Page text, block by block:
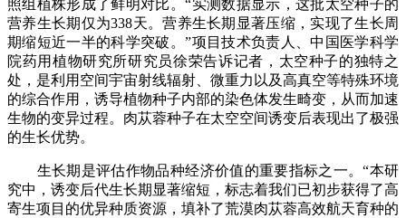
照组植株形成了鲜明对比。“实测数据显示，这批太空种子的
营养生长期仅为338天。营养生长期显著压缩，实现了生长周
期缩短近一半的科学突破。”项目技术负责人、中国医学科学
院药用植物研究所研究员徐荣告诉记者，太空种子的独特之
处，是利用空间宇宙射线辐射、微重力以及高真空等特殊环境
的综合作用，诱导植物种子内部的染色体发生畸变，从而加速
生物的变异过程。肉苁蓉种子在太空空间诱变后表现出了极强
的生长优势。
生长期是评估作物品种经济价值的重要指标之一。“本研
究中，诱变后代生长期显著缩短，标志着我们已初步获得了高
寄生项目的优异种质资源，填补了荒漠肉苁蓉高效航天育种的